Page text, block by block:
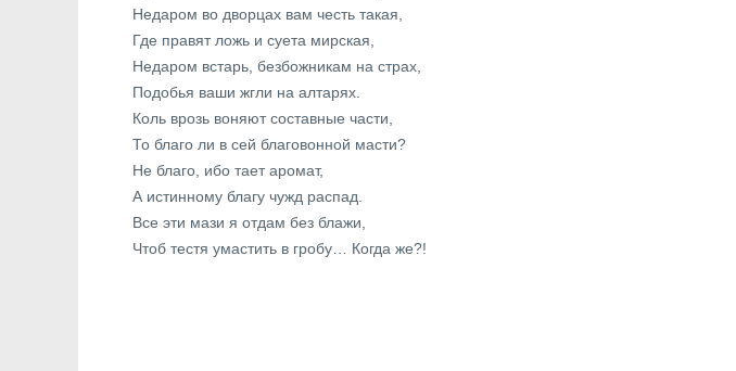
Недаром во дворцах вам честь такая,
Где правят ложь и суета мирская,
Недаром встарь, безбожникам на страх,
Подобья ваши жгли на алтарях.
Коль врозь воняют составные части,
То благо ли в сей благовонной масти?
Не благо, ибо тает аромат,
А истинному благу чужд распад.
Все эти мази я отдам без блажи,
Чтоб тестя умастить в гробу… Когда же?!